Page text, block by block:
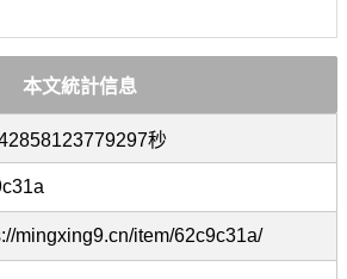
本文統計信息
秒
mingxing9.cn/item/62c9c31a/